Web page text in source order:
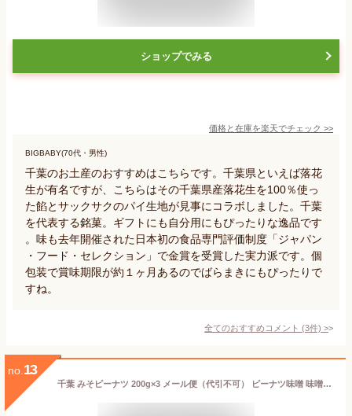
ショップでみる
価格と在庫を楽天でチェック >>
BIGBABY(70代・男性)
千葉のお土産のおすすめはこちらです。千葉県といえば落花
生が有名ですが、こちらはその千葉県産落花生を100％使っ
た餡とサックサクのパイ生地が見事にコラボしました。千葉
を代表する銘菓。ギフトにも自分用にもぴったりな逸品です
。味も去年開催された日本初の食品専門評価制度「ジャパン
・フード・セレクション」で金賞を受賞した実力派です。個
包装で賞味期限が約１ヶ月あるのでばらまきにもぴったりで
すね。
全てのおすすめコメント (3件) >
no. 13
千葉 みそピーナツ 200g×3 メール便（代引不可） ピーナツ味噌 味噌ピー ピーナッツ 落花生